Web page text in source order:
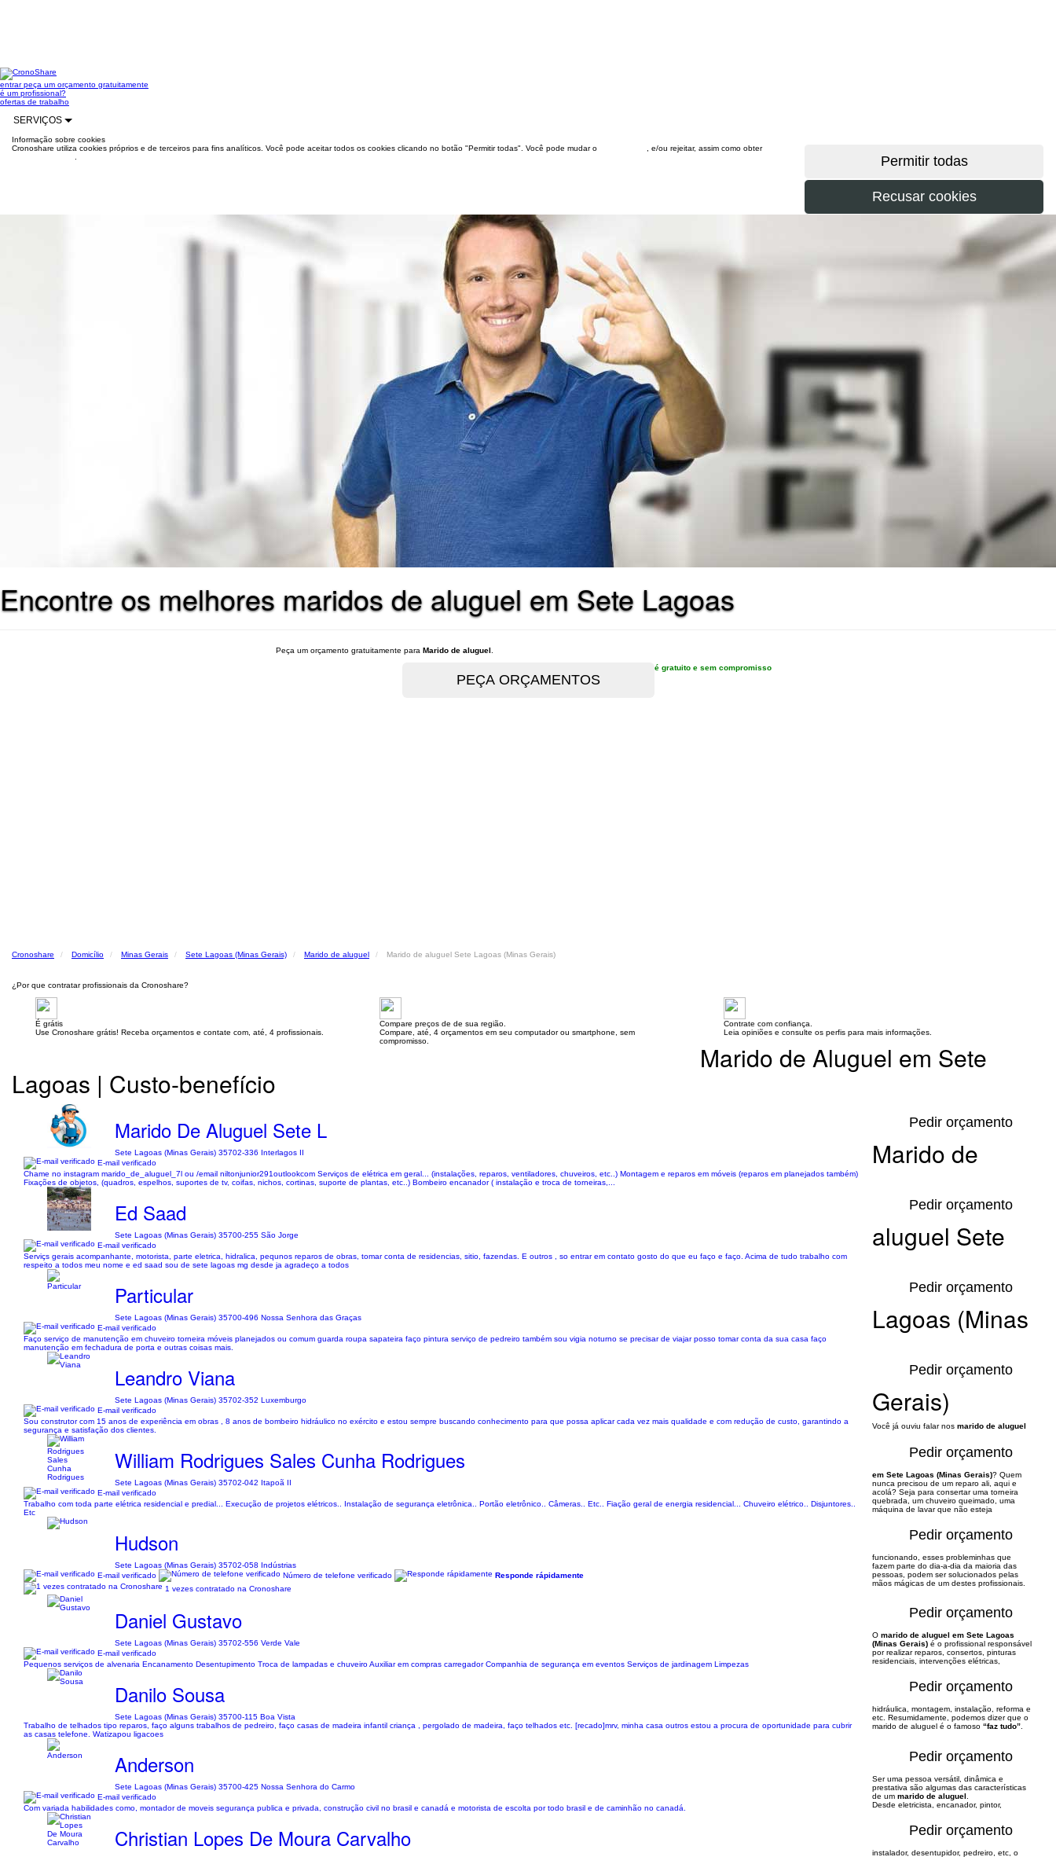
entrarpeça um orçamento gratuitamente
é um profissional?
ofertas de trabalho
SERVIÇOS
Informação sobre cookies
Cronoshare utiliza cookies próprios e de terceiros para fins analíticos. Você pode aceitar todos os cookies clicando no botão "Permitir todas". Você pode mudar o
, e/ou rejeitar, assim como obter
Encontre os melhores maridos de aluguel em Sete Lagoas
Peça um orçamento gratuitamente para Marido de aluguel
é gratuito e sem compromisso
Cronoshare Domicílio Minas Gerais Sete Lagoas (Minas Gerais) Marido de aluguel Marido de aluguel Sete Lagoas (Minas Gerais)
¿Por que contratar profissionais da Cronoshare?
É grátis
Use Cronoshare grátis! Receba orçamentos e contate com, até, 4 profissionais.
Compare preços de de sua região.
Compare, até, 4 orçamentos em seu computador ou smartphone, sem
compromisso.
Contrate com confiança.
Leia opiniões e consulte os perfis para mais informações.
Marido de Aluguel em Sete
Lagoas | Custo-benefício
Marido De Aluguel Sete L
Sete Lagoas (Minas Gerais) 35702-336 Interlagos II
E-mail verificado
Chame no instagram marido_de_aluguel_7l ou /email niltonjunior291outlookcom Serviços de elétrica em geral... (instalações, reparos, ventiladores, chuveiros, etc..) Montagem e reparos em móveis (reparos em planejados também)
Fixações de objetos, (quadros, espelhos, suportes de tv, coifas, nichos, cortinas, suporte de plantas, etc..) Bombeiro encanador ( instalação e troca de torneiras,...
Pedir orçamento
Ed Saad
Sete Lagoas (Minas Gerais) 35700-255 São Jorge
E-mail verificado
Serviçs gerais acompanhante, motorista, parte eletrica, hidralica, pequnos reparos de obras, tomar conta de residencias, sitio, fazendas. E outros , so entrar em contato gosto do que eu faço e faço. Acima de tudo trabalho com
respeito a todos meu nome e ed saad sou de sete lagoas mg desde ja agradeço a todos
Pedir orçamento
Particular
Sete Lagoas (Minas Gerais) 35700-496 Nossa Senhora das Graças
E-mail verificado
Faço serviço de manutenção em chuveiro torneira móveis planejados ou comum guarda roupa sapateira faço pintura serviço de pedreiro também sou vigia noturno se precisar de viajar posso tomar conta da sua casa faço
manutenção em fechadura de porta e outras coisas mais.
Pedir orçamento
Leandro Viana
Sete Lagoas (Minas Gerais) 35702-352 Luxemburgo
E-mail verificado
Sou construtor com 15 anos de experiência em obras , 8 anos de bombeiro hidráulico no exército e estou sempre buscando conhecimento para que possa aplicar cada vez mais qualidade e com redução de custo, garantindo a
segurança e satisfação dos clientes.
Pedir orçamento
William Rodrigues Sales Cunha Rodrigues
Sete Lagoas (Minas Gerais) 35702-042 Itapoã II
E-mail verificado
Trabalho com toda parte elétrica residencial e predial... Execução de projetos elétricos.. Instalação de segurança eletrônica.. Portão eletrônico.. Câmeras.. Etc.. Fiação geral de energia residencial... Chuveiro elétrico.. Disjuntores..
Etc
Pedir orçamento
Hudson
Sete Lagoas (Minas Gerais) 35702-058 Indústrias
E-mail verificado
Número de telefone verificado
Responde rápidamente
1 vezes contratado na Cronoshare
Pedir orçamento
Daniel Gustavo
Sete Lagoas (Minas Gerais) 35702-556 Verde Vale
E-mail verificado
Pequenos serviços de alvenaria Encanamento Desentupimento Troca de lampadas e chuveiro Auxiliar em compras carregador Companhia de segurança em eventos Serviços de jardinagem Limpezas
Pedir orçamento
Danilo Sousa
Sete Lagoas (Minas Gerais) 35700-115 Boa Vista
Trabalho de telhados tipo reparos, faço alguns trabalhos de pedreiro, faço casas de madeira infantil criança , pergolado de madeira, faço telhados etc. [recado]mrv, minha casa outros estou a procura de oportunidade para cubrir
as casas telefone. Watizapou ligacoes
Pedir orçamento
Anderson
Sete Lagoas (Minas Gerais) 35700-425 Nossa Senhora do Carmo
E-mail verificado
Com variada habilidades como, montador de moveis segurança publica e privada, construção civil no brasil e canadá e motorista de escolta por todo brasil e de caminhão no canadá.
Pedir orçamento
Christian Lopes De Moura Carvalho Pedir orçamento
Marido de
aluguel Sete
Lagoas (Minas
Gerais)
Você já ouviu falar nos marido de aluguel
em Sete Lagoas (Minas Gerais)? Quem
nunca precisou de um reparo ali, aqui e
acolá? Seja para consertar uma torneira
quebrada, um chuveiro queimado, uma
máquina de lavar que não esteja
funcionando, esses probleminhas que
fazem parte do dia-a-dia da maioria das
pessoas, podem ser solucionados pelas
mãos mágicas de um destes profissionais.
O marido de aluguel em Sete Lagoas
(Minas Gerais) é o profissional responsável
por realizar reparos, consertos, pinturas
residenciais, intervenções elétricas,
hidráulica, montagem, instalação, reforma e
etc. Resumidamente, podemos dizer que o
marido de aluguel é o famoso “faz tudo”
Ser uma pessoa versátil, dinâmica e
prestativa são algumas das características
de um marido de aluguel
Desde eletricista, encanador, pintor,
instalador, desentupidor, pedreiro, etc, o